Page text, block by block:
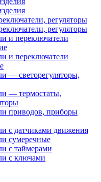
регуляторы
регуляторы
и переключатели
и переключатели
— светорегуляторы,
— термостаты,
приводов, приборы
с датчиками движения
сумеречные
с таймерами
с ключами